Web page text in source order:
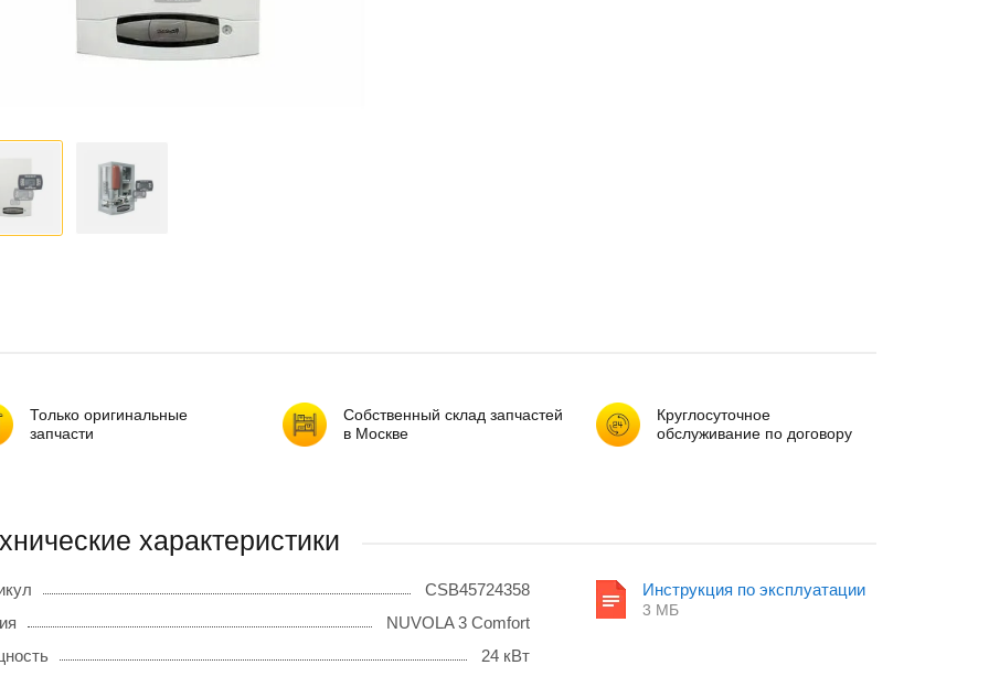
Только оригинальные
запчасти
Собственный склад запчастей
в Москве
Круглосуточное
обслуживание по договору
характеристики
CSB45724358
NUVOLA 3 Comfort
24 кВт
Инструкция по эксплуатации
3 МБ